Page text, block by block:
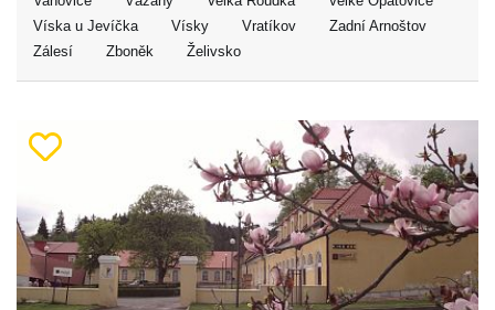
Víska u Jevíčka
Vísky Vratíkov
Zadní Arnoštov
Zálesí
Zboněk Želivsko